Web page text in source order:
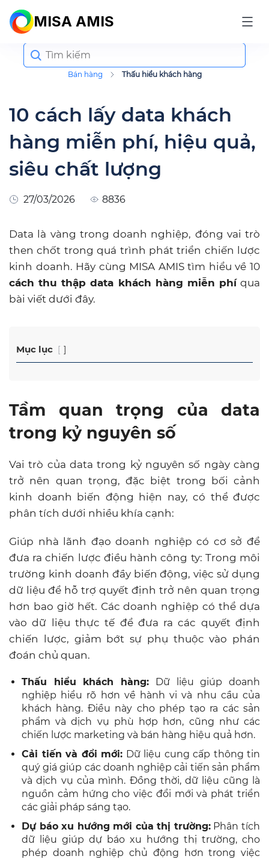
MISA AMIS
Bán hàng Thấu hiểu khách hàng
Search
for:
10 cách lấy data khách
hàng miễn phí, hiệu quả,
siêu chất lượng
27/03/2026 8836
Data là vàng trong doanh nghiệp, đóng vai trò
then chốt trong quá trình phát triển chiến lược
kinh doanh. Hãy cùng MISA AMIS tìm hiểu về 10
cách thu thập data khách hàng miễn phíqua
bài viết dưới đây.
Mục lục
Tầm quan trọng của data
trong kỷ nguyên số
Vai trò của data trong kỷ nguyên số ngày càng
trở nên quan trọng, đặc biệt trong bối cảnh
kinh doanh biến động hiện nay, có thể được
phân tích dưới nhiều khía cạnh:
Giúp nhà lãnh đạo doanh nghiệp có cơ sở để
đưa ra chiến lược điều hành công ty: Trong môi
trường kinh doanh đầy biến động, việc sử dụng
dữ liệu để hỗ trợ quyết định trở nên quan trọng
hơn bao giờ hết. Các doanh nghiệp có thể dựa
vào dữ liệu thực tế để đưa ra các quyết định
chiến lược, giảm bớt sự phụ thuộc vào phán
đoán chủ quan.
Thấu hiểu khách hàng: Dữ liệu giúp doanh
nghiệp hiểu rõ hơn về hành vi và nhu cầu của
khách hàng. Điều này cho phép tạo ra các sản
phẩm và dịch vụ phù hợp hơn, cũng như các
chiến lược marketing và bán hàng hiệu quả hơn.
Cải tiến và đổi mới: Dữ liệu cung cấp thông tin
quý giá giúp các doanh nghiệp cải tiến sản phẩm
và dịch vụ của mình. Đồng thời, dữ liệu cũng là
nguồn cảm hứng cho việc đổi mới và phát triển
các giải pháp sáng tạo.
Dự báo xu hướng mới của thị trường:Phân tích
dữ liệu giúp dự báo xu hướng thị trường, cho
phép doanh nghiệp chủ động hơn trong việc